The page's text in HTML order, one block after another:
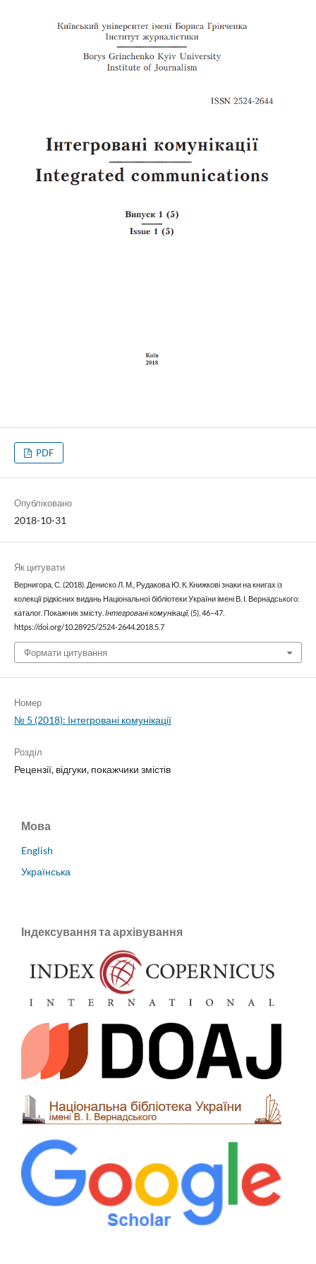
PDF
Опубліковано
2018-10-31
Як цитувати
Вернигора, С. (2018). Дениско Л. М., Рудакова Ю. К. Книжкові знаки на книгах із
колекції рідкісних видань Національної бібліотеки України імені В. І. Вернадського:
каталог. Покажчик змісту. Інтегровані комунікації, (5), 46–47.
https://doi.org/10.28925/2524-2644.2018.5.7
Формати цитування
Номер
№ 5 (2018): Інтегровані комунікації
Розділ
Рецензії, відгуки, покажчики змістів
Мова
English
Українська
Індексування та архівування